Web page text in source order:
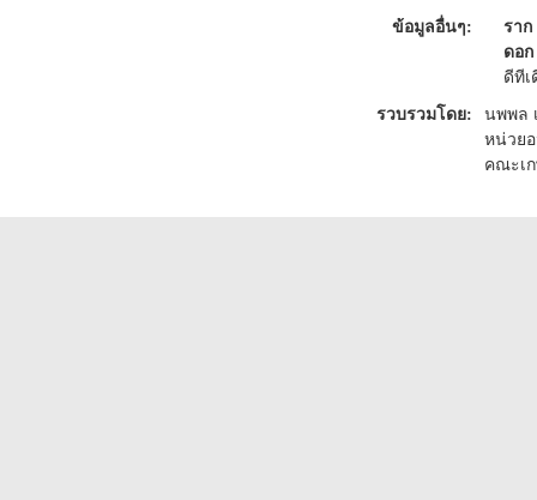
ข้อมูลอื่นๆ: ราก
ดอก
ดีทีเ
รวบรวมโดย:
นพพล
หน่วย
คณะเ